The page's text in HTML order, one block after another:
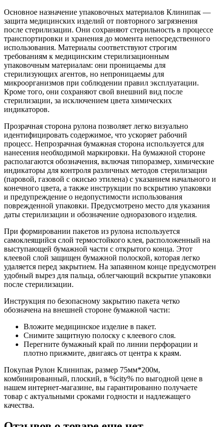
Основное назначение упаковочных материалов Клинипак —
защита медицинских изделий от повторного загрязнения
после стерилизации. Они сохраняют стерильность в процессе
транспортировки и хранения до момента непосредственного
использования. Материалы соответствуют строгим
требованиям к медицинским стерилизационным
упаковочным материалам: они проницаемы для
стерилизующих агентов, но непроницаемы для
микроорганизмов при соблюдении правил эксплуатации.
Кроме того, они сохраняют свой внешний вид после
стерилизации, за исключением цвета химических
индикаторов.
Прозрачная сторона рулона позволяет легко визуально
идентифицировать содержимое, что ускоряет рабочий
процесс. Непрозрачная бумажная сторона используется для
нанесения необходимой маркировки. На бумажной стороне
располагаются обозначения, включая типоразмер, химические
индикаторы для контроля различных методов стерилизации
(паровой, газовой с окисью этилена) с указанием начального и
конечного цвета, а также инструкции по вскрытию упаковки
и предупреждение о недопустимости использования
поврежденной упаковки. Предусмотрено место для указания
даты стерилизации и обозначение одноразового изделия.
При формировании пакетов из рулона используется
самоклеящийся слой термостойкого клея, расположенный на
выступающей бумажной части с открытого конца. Этот
клеевой слой защищен бумажной полоской, которая легко
удаляется перед закрытием. На запаянном конце предусмотрен
удобный вырез для пальца, облегчающий вскрытие упаковки
после стерилизации.
Инструкция по безопасному закрытию пакета четко
обозначена на внешней стороне бумажной части:
Вложите медицинское изделие в пакет.
Снимите защитную полоску с клеевого слоя.
Перегните бумажный край по линии перфорации и
плотно прижмите, двигаясь от центра к краям.
Покупая Рулон Клинипак, размер 75мм*200м,
комбинированный, плоский, в %city% по выгодной цене в
нашем интернет-магазине, вы гарантированно получаете
товар с актуальными сроками годности и надлежащего
качества.